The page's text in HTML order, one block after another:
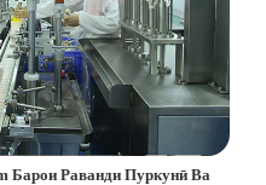
Конвейери Занҷирии Пластикии